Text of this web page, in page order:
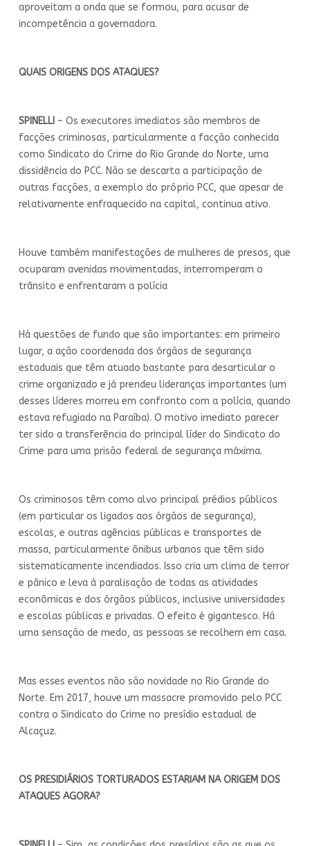
aproveitam a onda que se formou, para acusar de
incompetência a governadora.
QUAIS ORIGENS DOS ATAQUES?
SPINELLI – Os executores imediatos são membros de
facções criminosas, particularmente a facção conhecida
como Sindicato do Crime do Rio Grande do Norte, uma
dissidência do PCC. Não se descarta a participação de
outras facções, a exemplo do próprio PCC, que apesar de
relativamente enfraquecido na capital, continua ativo.
Houve também manifestações de mulheres de presos, que
ocuparam avenidas movimentadas, interromperam o
trânsito e enfrentaram a polícia
Há questões de fundo que são importantes: em primeiro
lugar, a ação coordenada dos órgãos de segurança
estaduais que têm atuado bastante para desarticular o
crime organizado e já prendeu lideranças importantes (um
desses líderes morreu em confronto com a polícia, quando
estava refugiado na Paraíba). O motivo imediato parecer
ter sido a transferência do principal líder do Sindicato do
Crime para uma prisão federal de segurança máxima.
Os criminosos têm como alvo principal prédios públicos
(em particular os ligados aos órgãos de segurança),
escolas, e outras agências públicas e transportes de
massa, particularmente ônibus urbanos que têm sido
sistematicamente incendiados. Isso cria um clima de terror
e pânico e leva à paralisação de todas as atividades
econômicas e dos órgãos públicos, inclusive universidades
e escolas públicas e privadas. O efeito é gigantesco. Há
uma sensação de medo, as pessoas se recolhem em casa.
Mas esses eventos não são novidade no Rio Grande do
Norte. Em 2017, houve um massacre promovido pelo PCC
contra o Sindicato do Crime no presídio estadual de
Alcaçuz.
OS PRESIDIÁRIOS TORTURADOS ESTARIAM NA ORIGEM DOS
ATAQUES AGORA?